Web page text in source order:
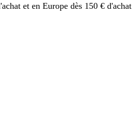
et en Europe dès 150 € d'achat